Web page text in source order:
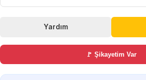
Yardım
🚩 Şikayetim Var